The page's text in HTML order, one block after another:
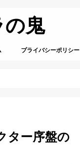
の鬼
プライバシーポリシー
ター序盤の